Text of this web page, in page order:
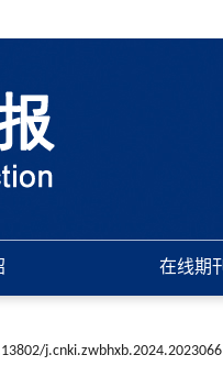
在线期
j.cnki.zwbhxb.2024.2023066